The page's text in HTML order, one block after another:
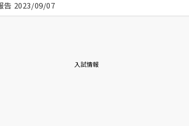
告 2023/09/07
入試情報